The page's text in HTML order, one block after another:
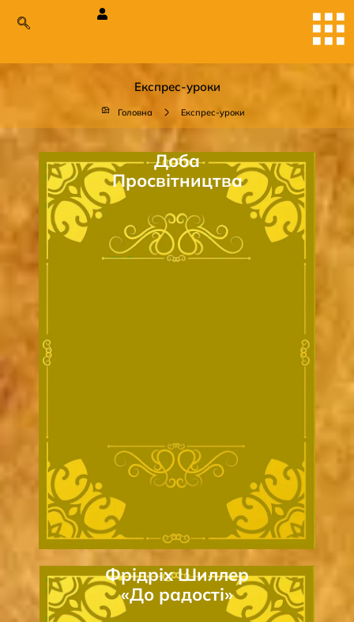
Експрес-уроки
Головна Експрес-уроки
Доба
Просвітництва
Фрідріх Шиллер
«До радості»